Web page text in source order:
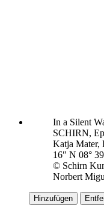
In a Silent
SCHIRN,
Katja Mater,
16″ N 08°
© Schirn
Norbert
Hinzufügen